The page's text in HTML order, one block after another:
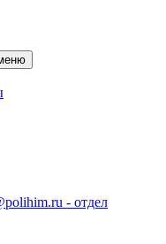
- отдел